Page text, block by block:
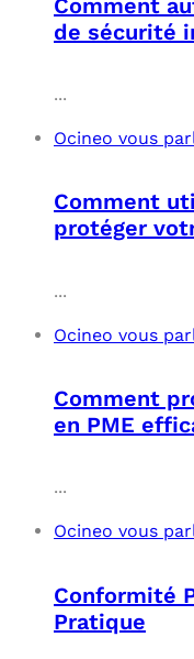
de sécurité
...
Ocineo vous
Comment
protéger
...
Ocineo vous
Comment
en PME
...
Ocineo vous
Conformité
Pratique